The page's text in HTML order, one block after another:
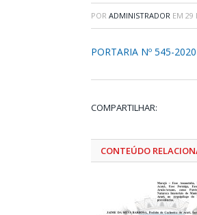
POR ADMINISTRADOR EM 29
PORTARIA Nº 545-
COMPARTILHAR:
CONTEÚDO